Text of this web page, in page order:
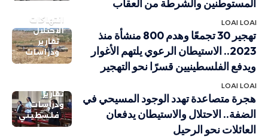
المستوطنين والشرطة من العقاب
LOAI LOAI
انتهاكات
الاحتلال
تقارير
ودراسات
تهجير 30 تجمعًا وهدم 800 منشأة منذ
2023.. الاستيطان الرعوي يلتهم الأغوار
ويدفع الفلسطينيين قسرًا نحو التهجير
LOAI LOAI
تقارير
ودراسات
فلسطيني
هجرة متصاعدة تهدد الوجود المسيحي في
الضفة.. الاحتلال والاستيطان يدفعان
العائلات نحو الرحيل